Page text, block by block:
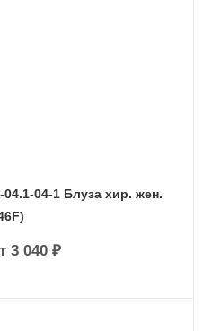
04.1-04-1 Блуза хир. жен.
3 040 ₽